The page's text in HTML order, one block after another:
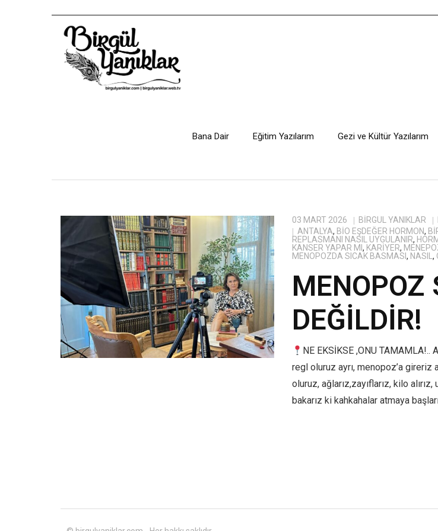
Bana Dair Eğitim Yazılarım Gezi ve Kültür Yazılarım
03 MART 2026 BIRGÜL YANIKLAR
ANTALYA, BIO EŞDEĞER HORMON,
REPLASMANI NASIL UYGULANIR,
KANSER YAPAR MI , KARIYER,
MENOPOZDA SICAK BASMASI , NASIL ,
MENOPOZ
DEĞİLDİR!
NE EKSİKSE ,ONU TAMAMLA!..
regl oluruz ayrı, menopoz’a gireriz
oluruz, ağlarız,zayıflarız, kilo
bakarız ki kahkahalar atmaya